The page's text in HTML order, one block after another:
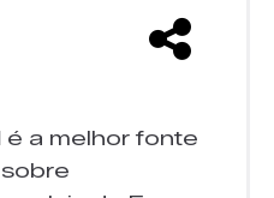
é a melhor fonte